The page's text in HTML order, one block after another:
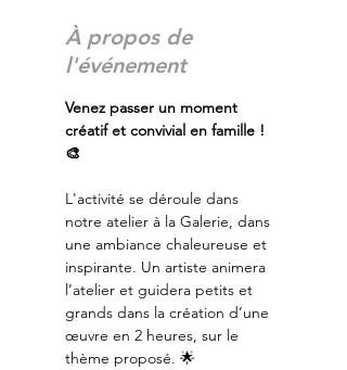
À propos de
l'événement
Venez passer un moment
créatif et convivial en famille !
🎨
L'activité se déroule dans
notre atelier à la Galerie, dans
une ambiance chaleureuse et
inspirante. Un artiste animera
l’atelier et guidera petits et
grands dans la création d’une
œuvre en 2 heures, sur le
thème proposé. 🌟